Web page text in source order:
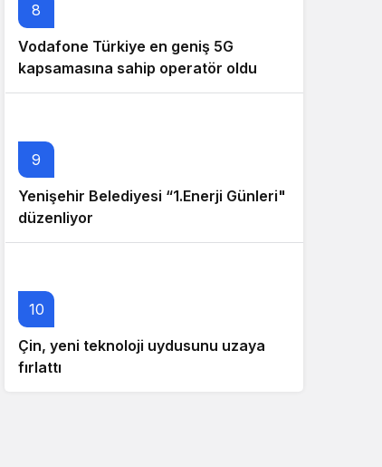
8
Vodafone Türkiye en geniş 5G
kapsamasına sahip operatör oldu
9
Yenişehir Belediyesi “1.Enerji Günleri"
düzenliyor
10
Çin, yeni teknoloji uydusunu uzaya
fırlattı